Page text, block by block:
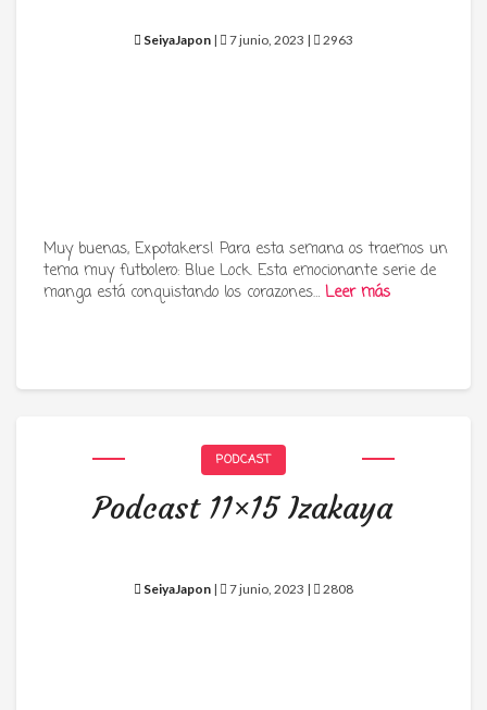
SeiyaJapon | 7 junio, 2023 | 2963
Muy buenas, Expotakers! Para esta semana os traemos un
tema muy futbolero: Blue Lock. Esta emocionante serie de
manga está conquistando los corazones… Leer más
PODCAST
Podcast 11×15 Izakaya
SeiyaJapon | 7 junio, 2023 | 2808